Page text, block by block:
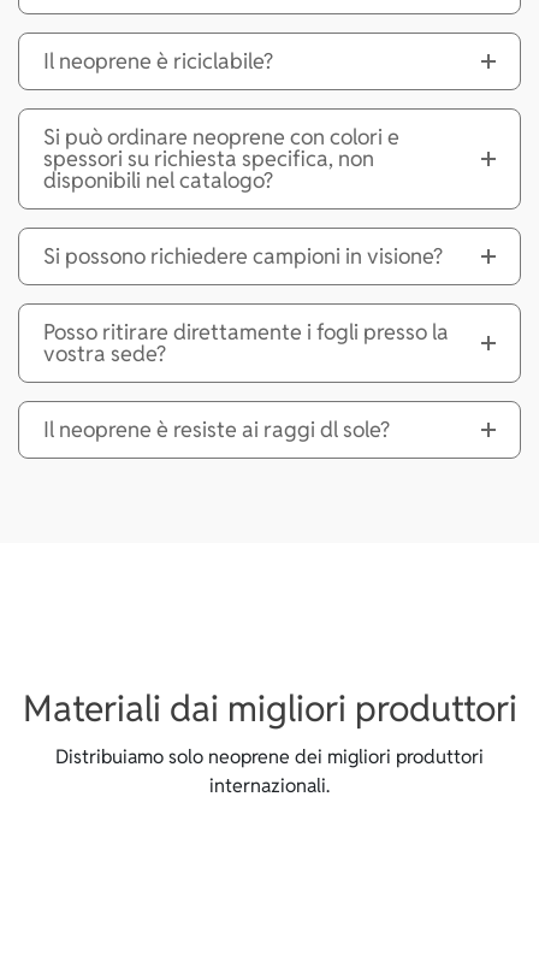
Il neoprene è riciclabile?
Si può ordinare neoprene con colori e
spessori su richiesta specifica, non
disponibili nel catalogo?
Si possono richiedere campioni in visione?
Posso ritirare direttamente i fogli presso la
vostra sede?
Il neoprene è resiste ai raggi dl sole?
Materiali dai migliori produttori
Distribuiamo solo neoprene dei migliori produttori
internazionali.